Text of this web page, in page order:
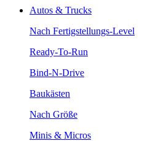
Autos & Trucks
Nach Fertigstellungs-Level
Ready-To-Run
Bind-N-Drive
Baukästen
Nach Größe
Minis & Micros